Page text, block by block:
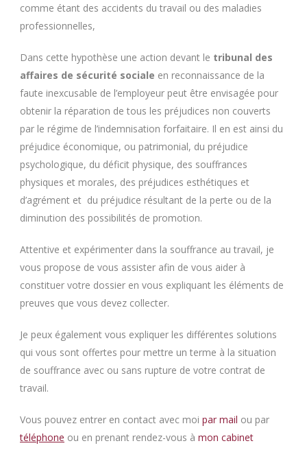
comme étant des accidents du travail ou des maladies
professionnelles,
Dans cette hypothèse une action devant le tribunal des
affaires de sécurité sociale en reconnaissance de la
faute inexcusable de l’employeur peut être envisagée pour
obtenir la réparation de tous les préjudices non couverts
par le régime de l’indemnisation forfaitaire. Il en est ainsi du
préjudice économique, ou patrimonial, du préjudice
psychologique, du déficit physique, des souffrances
physiques et morales, des préjudices esthétiques et
d’agrément et du préjudice résultant de la perte ou de la
diminution des possibilités de promotion.
Attentive et expérimenter dans la souffrance au travail, je
vous propose de vous assister afin de vous aider à
constituer votre dossier en vous expliquant les éléments de
preuves que vous devez collecter.
Je peux également vous expliquer les différentes solutions
qui vous sont offertes pour mettre un terme à la situation
de souffrance avec ou sans rupture de votre contrat de
travail.
Vous pouvez entrer en contact avec moi par mail ou par
téléphone ou en prenant rendez-vous à mon cabinet